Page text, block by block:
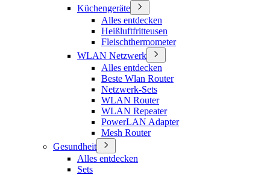
Küchengeräte
Alles entdecken
Heißluftfritteusen
Fleischthermometer
WLAN Netzwerk
Alles entdecken
Beste Wlan Router
Netzwerk-Sets
WLAN Router
WLAN Repeater
PowerLAN Adapter
Mesh Router
Gesundheit
Alles entdecken
Sets